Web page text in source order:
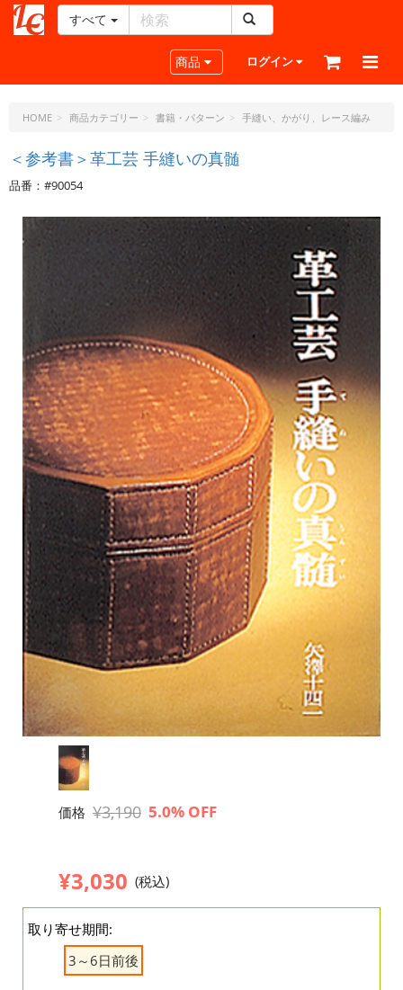
ー
ラ
ト・
ド
ッ
ト・
ジ
ピ
すべて
Toggle navigation
商品 ログイン
HOME 商品カテゴリー 書籍・パターン 手縫い、かがり、レース編み
＜参考書＞革工芸 手縫いの真髄
品番：#90054
価格 ¥3,190 5.0% OFF
¥3,030 (税込)
取り寄せ期間:
3～6日前後